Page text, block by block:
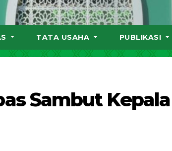
TATA USAHA PUBLIKASI
Sambut Kepala